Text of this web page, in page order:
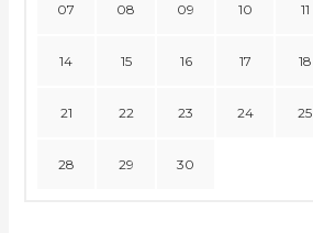
07 08 09 10 11
14 15 16 17 18
21 22 23 24 25
28 29 30